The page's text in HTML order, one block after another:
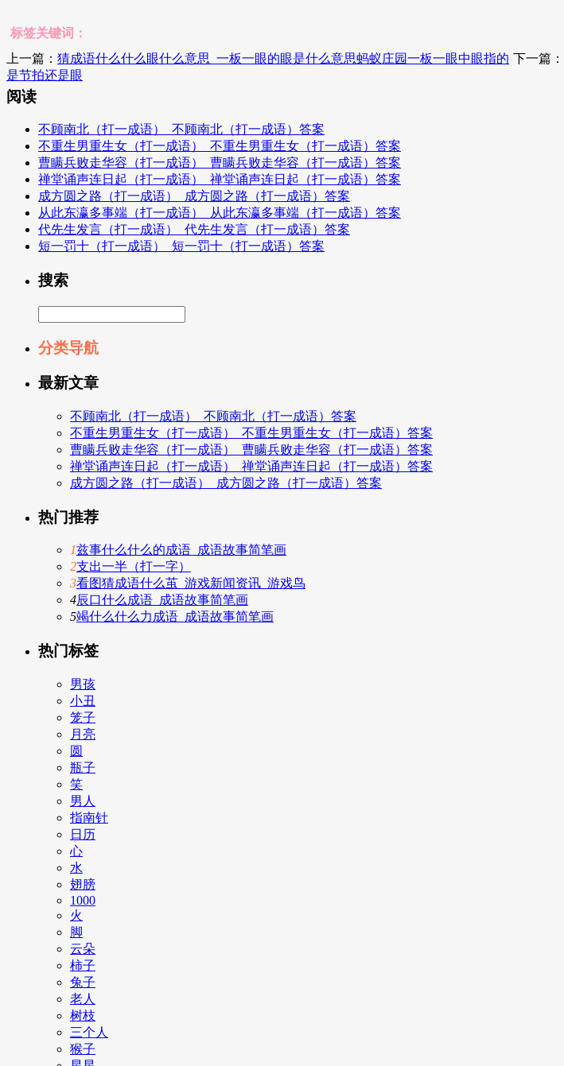
标签关键词：
上一篇： 猜成语什么什么眼什么意思_一板一眼的眼是什么意思蚂蚁庄园一板一眼中眼指的
是节拍还是眼
下一篇：
阅读
不顾南北（打一成语）_不顾南北（打一成语）答案
不重生男重生女（打一成语）_不重生男重生女（打一成语）答案
曹瞒兵败走华容（打一成语）_曹瞒兵败走华容（打一成语）答案
禅堂诵声连日起（打一成语）_禅堂诵声连日起（打一成语）答案
成方圆之路（打一成语）_成方圆之路（打一成语）答案
从此东瀛多事端（打一成语）_从此东瀛多事端（打一成语）答案
代先生发言（打一成语）_代先生发言（打一成语）答案
短一罚十（打一成语）_短一罚十（打一成语）答案
搜索
分类导航
最新文章
不顾南北（打一成语）_不顾南北（打一成语）答案
不重生男重生女（打一成语）_不重生男重生女（打一成语）答案
曹瞒兵败走华容（打一成语）_曹瞒兵败走华容（打一成语）答案
禅堂诵声连日起（打一成语）_禅堂诵声连日起（打一成语）答案
成方圆之路（打一成语）_成方圆之路（打一成语）答案
热门推荐
1兹事什么什么的成语_成语故事简笔画
2支出一半（打一字）
3看图猜成语什么茧_游戏新闻资讯_游戏鸟
4辰口什么成语_成语故事简笔画
5竭什么什么力成语_成语故事简笔画
热门标签
男孩
小丑
笼子
月亮
圆
瓶子
笑
男人
指南针
日历
心
水
翅膀
1000
火
脚
云朵
柿子
兔子
老人
树枝
三个人
猴子